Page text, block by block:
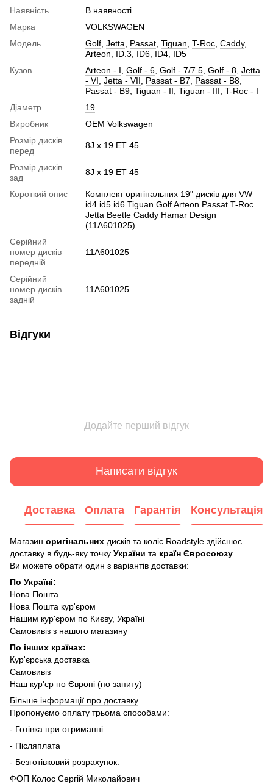
Наявність
В наявності
Марка
VOLKSWAGEN
Модель
Golf Jetta Passat Tiguan T-Roc Caddy,
Arteon
ID.3 ID6 ID4 ID5
Кузов
Arteon - I Golf - 6 Golf - 7/7.5 Golf - 8 Jetta
- VI Jetta - VII Passat - B7 Passat - B8
Passat - B9 Tiguan - II Tiguan - III T-Roc - I
Діаметр
19
Виробник
OEM Volkswagen
Розмір дисків
перед
8J x 19 ET 45
Розмір дисків
зад
8J x 19 ET 45
Короткий опис
Комплект оригінальних 19" дисків для VW
id4 id5 id6 Tiguan Golf Arteon Passat T-Roc
Jetta Beetle Caddy Hamar Design
(11A601025)
Серійний
номер дисків
передній
11A601025
Серійний
номер дисків
задній
11A601025
Відгуки
Додайте перший відгук
Написати відгук
Доставка Оплата Гарантія Консультація
Магазин оригінальних дисків та коліс Roadstyle здійснює
доставку в будь-яку точку України та країн Євросоюзу
Ви можете обрати один з варіантів доставки:
По Україні:
Нова Пошта
Нова Пошта кур'єром
Нашим кур'єром по Києву, Україні
Самовивіз з нашого магазину
По інших країнах:
Кур'єрська доставка
Самовивіз
Наш кур'єр по Європі (по запиту)
Більше інформації про доставку
Пропонуємо оплату трьома способами:
- Готівка при отриманні
- Післяплата
- Безготівковий розрахунок:
ФОП Колос Сергій Миколайович